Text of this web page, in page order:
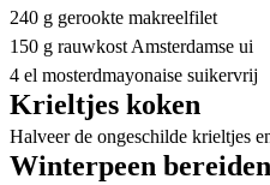
240 g gerookte makreelfilet
150 g rauwkost Amsterdamse ui
4 el mosterdmayonaise suikervrij
Krieltjes koken
Halveer de ongeschilde krieltjes
Winterpeen bereiden